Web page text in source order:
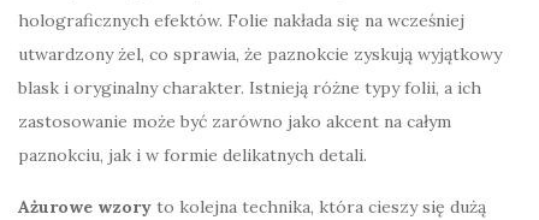
holograficznych efektów. Folie nakłada się na wcześniej
utwardzony żel, co sprawia, że paznokcie zyskują wyjątkowy
blask i oryginalny charakter. Istnieją różne typy folii, a ich
zastosowanie może być zarówno jako akcent na całym
paznokciu, jak i w formie delikatnych detali.
Ażurowe wzory to kolejna technika, która cieszy się dużą